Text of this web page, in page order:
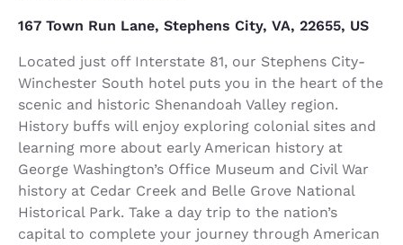
167 Town Run Lane, Stephens City, VA, 22655, US
Located just off Interstate 81, our Stephens City-
Winchester South hotel puts you in the heart of the
scenic and historic Shenandoah Valley region.
History buffs will enjoy exploring colonial sites and
learning more about early American history at
George Washington’s Office Museum and Civil War
history at Cedar Creek and Belle Grove National
Historical Park. Take a day trip to the nation’s
capital to complete your journey through American